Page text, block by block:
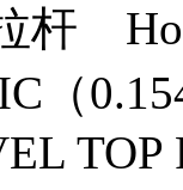
杆
（
TOP